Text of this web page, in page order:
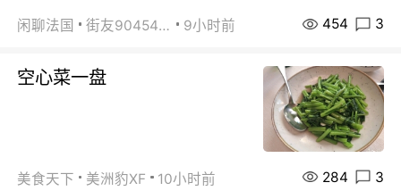
闲聊法国 街友90454511 9小时前 454 3
空心菜一盘
美食天下 美洲豹XF 10小时前 284 3